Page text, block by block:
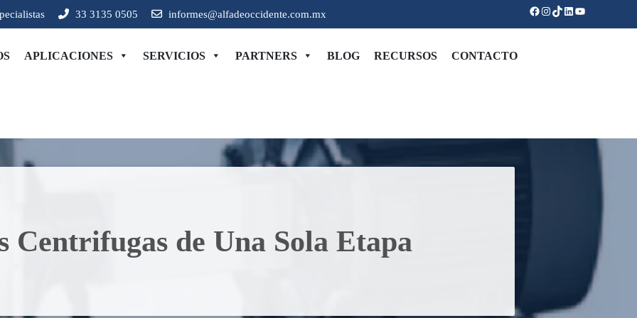
33 3135 0505 informes@alfadeoccidente.com.mx Facebook
Instagram
TikTok
LinkedIn
YouTube
de emisiones
APLICACIONES SERVICIOS PARTNERS BLOG RECURSOS CONTACTO
Centrifugas de Una Sola Etapa